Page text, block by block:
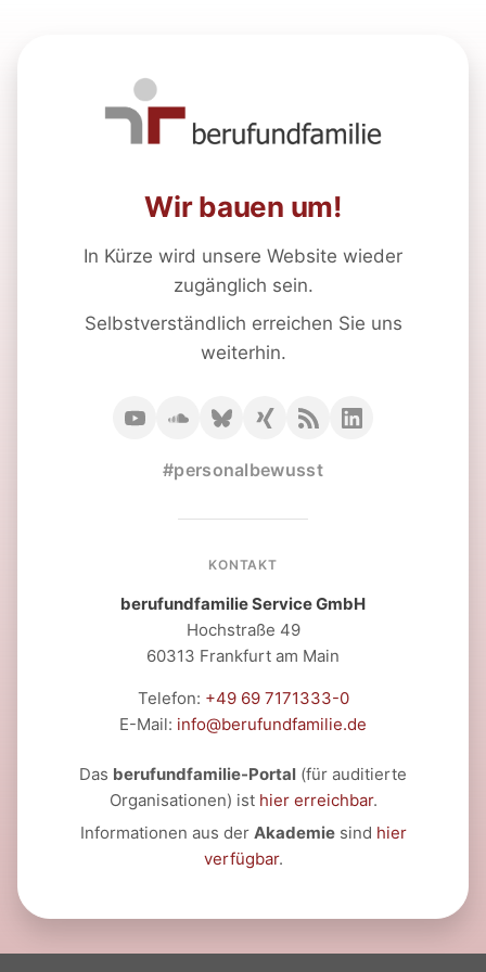
Wir bauen um!
In Kürze wird unsere Website wieder
zugänglich sein.
Selbstverständlich erreichen Sie uns
weiterhin.
#personalbewusst
KONTAKT
berufundfamilie Service GmbH
Hochstraße 49
60313 Frankfurt am Main
Telefon: +49 69 7171333-0
E-Mail: info@berufundfamilie.de
Das berufundfamilie-Portal (für auditierte
Organisationen) ist hier erreichbar.
Informationen aus der Akademiesind hier
verfügbar.